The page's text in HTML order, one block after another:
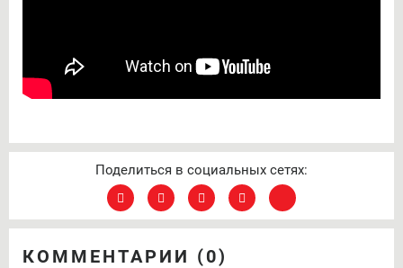
Поделиться в социальных сетях:
КОММЕНТАРИИ (0)